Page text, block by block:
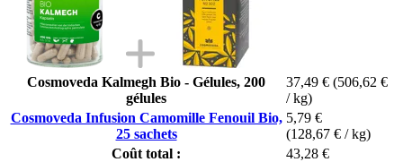
Cosmoveda Kalmegh Bio - Gélules, 200
gélules
37,49 € (506,62 €
/ kg)
Cosmoveda Infusion Camomille Fenouil Bio,
25 sachets
5,79 €
(128,67 € / kg)
Coût total :
43,28 €